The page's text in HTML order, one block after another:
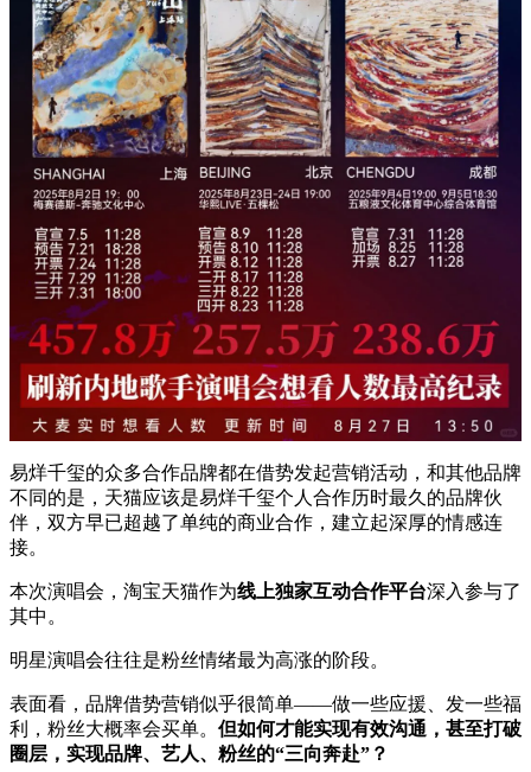
易烊千玺的众多合作品牌都在借势发起营销活动，和其他品牌
不同的是，天猫应该是易烊千玺个人合作历时最久的品牌伙
伴，双方早已超越了单纯的商业合作，建立起深厚的情感连
接。
本次演唱会，淘宝天猫作为线上独家互动合作平台深入参与了
其中。
明星演唱会往往是粉丝情绪最为高涨的阶段。
表面看，品牌借势营销似乎很简单——做一些应援、发一些福
利，粉丝大概率会买单。 但如何才能实现有效沟通，甚至打破
圈层，实现品牌、艺人、粉丝的“三向奔赴”？